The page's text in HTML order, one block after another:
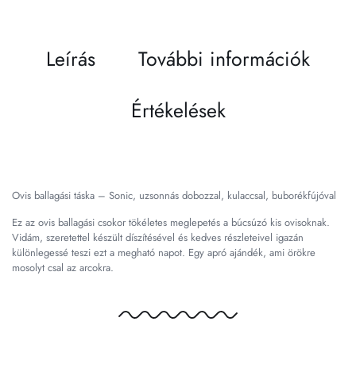
Leírás
További információk
Értékelések
Ovis ballagási táska – Sonic, uzsonnás dobozzal, kulaccsal, buborékfújóval
Ez az ovis ballagási csokor tökéletes meglepetés a búcsúzó kis ovisoknak.
Vidám, szeretettel készült díszítésével és kedves részleteivel igazán
különlegessé teszi ezt a megható napot. Egy apró ajándék, ami örökre
mosolyt csal az arcokra.